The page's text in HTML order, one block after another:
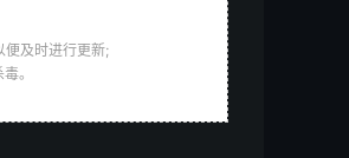
便及时进行更新;
。